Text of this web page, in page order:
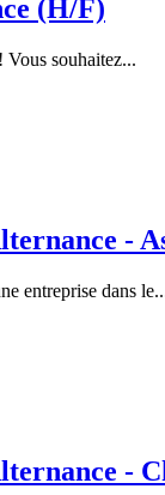
(H/F)
souhaitez...
-
entreprise dans
-